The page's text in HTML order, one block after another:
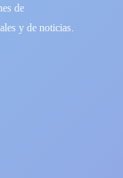
de
y de noticias.